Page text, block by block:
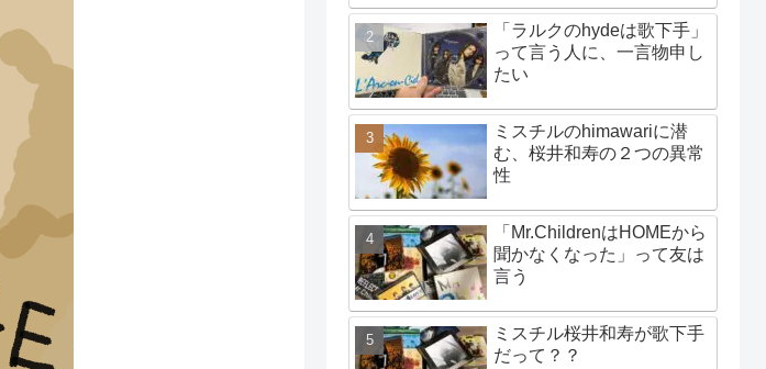
「ラルクのhydeは歌下手」
って言う人に、一言物申し
たい
ミスチルのhimawariに潜
む、桜井和寿の２つの異常
性
「Mr.ChildrenはHOMEから
聞かなくなった」って友は
言う
ミスチル桜井和寿が歌下手
だって？？